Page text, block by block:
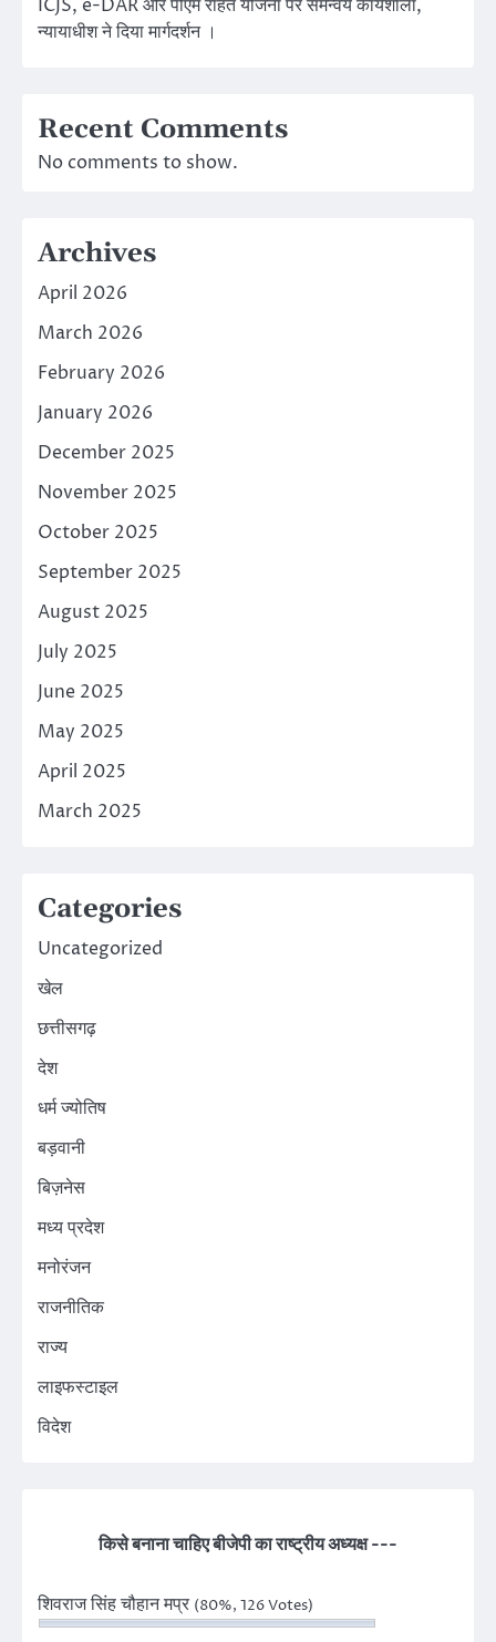
ICJS, e-DAR और पीएम राहत योजना पर समन्वय कार्यशाला,
न्यायाधीश ने दिया मार्गदर्शन ।
Recent Comments
No comments to show.
Archives
April 2026
March 2026
February 2026
January 2026
December 2025
November 2025
October 2025
September 2025
August 2025
July 2025
June 2025
May 2025
April 2025
March 2025
Categories
Uncategorized
खेल
छत्तीसगढ़
देश
धर्म ज्योतिष
बड़वानी
बिज़नेस
मध्य प्रदेश
मनोरंजन
राजनीतिक
राज्य
लाइफस्टाइल
विदेश
किसे बनाना चाहिए बीजेपी का राष्ट्रीय अध्यक्ष ---
शिवराज सिंह चौहान मप्र (80%, 126 Votes)